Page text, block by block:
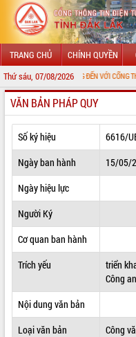
TRANG CHỦ CHÍNH QUYỀN
Thứ sáu, 07/08/2026
CHÀO MỪNG ĐẾN VỚI CỔNG THÔNG TIN
GIỚI THIỆU
LÃNH ĐẠO UBND TỈNH
TIN TỨC SỰ KIỆN
SỞ, BAN, NGÀNH
UBND CÁC XÃ, PHƯỜNG
THÔNG TIN CHỈ ĐẠO ĐIỀU HÀNH
HỆ THỐNG VĂN BẢN
VĂN BẢN HĐND TỈNH
ĐIỂM TIN VĂN BẢN
VĂN BẢN PHÁP QUY
Số ký hiệu
6616/
Ngày ban hành
15/05/
Ngày hiệu lực
Người Ký
Cơ quan ban hành
Trích yếu
triển
Công an
Nội dung văn bản
Loại văn bản
Công